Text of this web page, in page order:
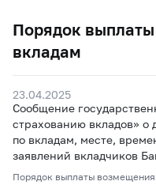
Порядок
вкладам
23.04.2025
Сообщение
страхованию вкладов» о
по вкладам, месте,
заявлений вкладчиков
Порядок выплаты